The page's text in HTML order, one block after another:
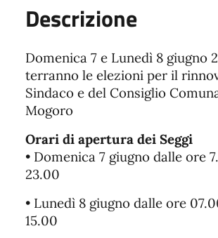
Descrizione
Domenica 7 e Lunedì 8 giugno
terranno le elezioni per il
Sindaco e del Consiglio
Mogoro
Orari di apertura dei Seggi
• Domenica 7 giugno dalle ore
23.00
• Lunedì 8 giugno dalle ore
15.00